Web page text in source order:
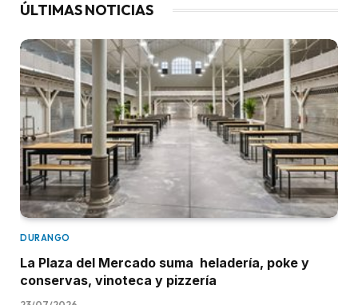
ÚLTIMAS NOTICIAS
DURANGO
La Plaza del Mercado suma heladería, poke y
conservas, vinoteca y pizzería